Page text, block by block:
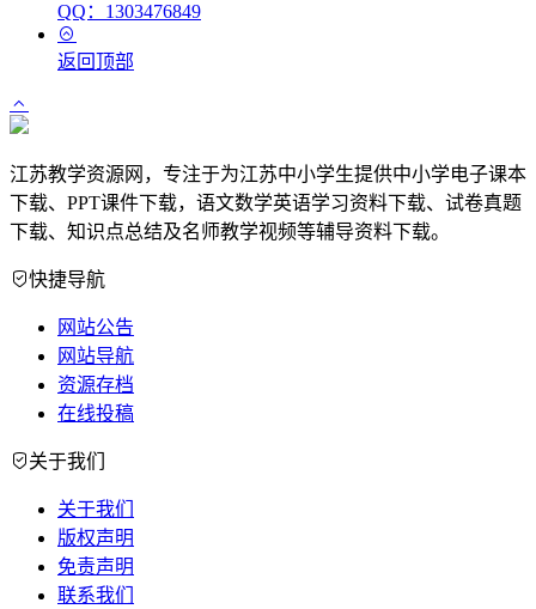
QQ：1303476849
返回顶部
江苏教学资源网，专注于为江苏中小学生提供中小学电子课本
下载、PPT课件下载，语文数学英语学习资料下载、试卷真题
下载、知识点总结及名师教学视频等辅导资料下载。
快捷导航
网站公告
网站导航
资源存档
在线投稿
关于我们
关于我们
版权声明
免责声明
联系我们